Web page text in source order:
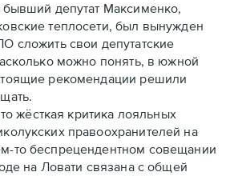
бывший депутат Максименко,
теплосети, был вынужден
сложить свои депутатские
можно понять, в южной
рекомендации решили
жёсткая критика лояльных
правоохранителей на
то беспрецендентном совещании
на Ловати связана с общей